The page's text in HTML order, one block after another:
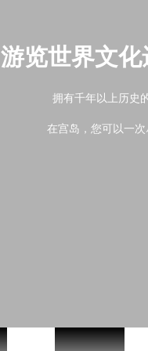
游览世界文
拥有千年以上历史
在宫岛，您可以一